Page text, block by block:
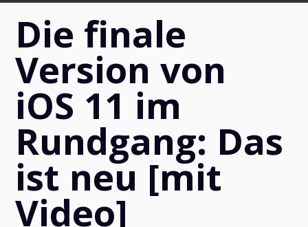
Die finale
Version von
iOS 11 im
Rundgang: Das
ist neu [mit
Video]